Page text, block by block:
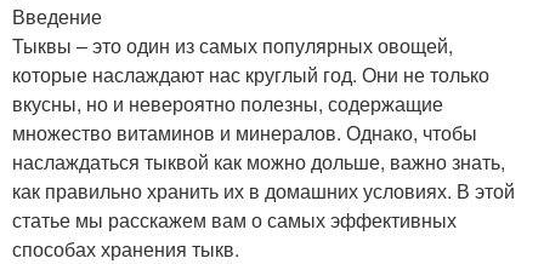
Введение
Тыквы – это один из самых популярных овощей,
которые наслаждают нас круглый год. Они не только
вкусны, но и невероятно полезны, содержащие
множество витаминов и минералов. Однако, чтобы
наслаждаться тыквой как можно дольше, важно знать,
как правильно хранить их в домашних условиях. В этой
статье мы расскажем вам о самых эффективных
способах хранения тыкв.